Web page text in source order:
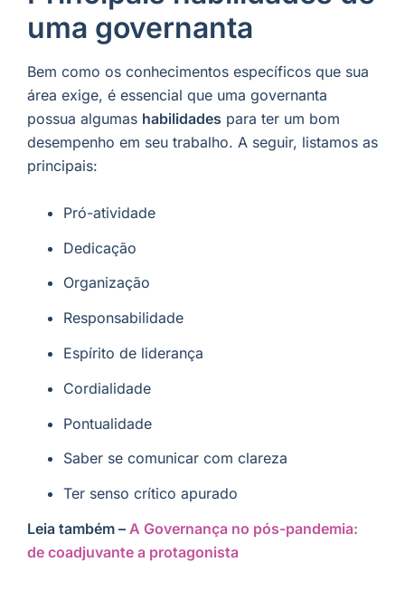
uma governanta
Bem como os conhecimentos específicos que sua
área exige, é essencial que uma governanta
possua algumas habilidades para ter um bom
desempenho em seu trabalho. A seguir, listamos as
principais:
Pró-atividade
Dedicação
Organização
Responsabilidade
Espírito de liderança
Cordialidade
Pontualidade
Saber se comunicar com clareza
Ter senso crítico apurado
Leia também – A Governança no pós-pandemia:
de coadjuvante a protagonista